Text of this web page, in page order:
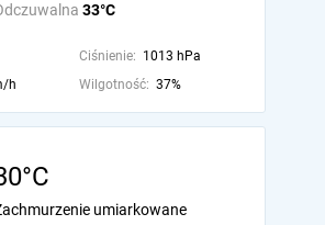
33°C
Ciśnienie: 1013 hPa
h Wilgotność: 37%
umiarkowane